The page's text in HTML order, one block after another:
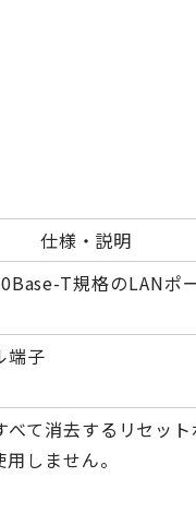
仕様・説明
T規格のLANポ
端子
べて消去するリセッ
しません。